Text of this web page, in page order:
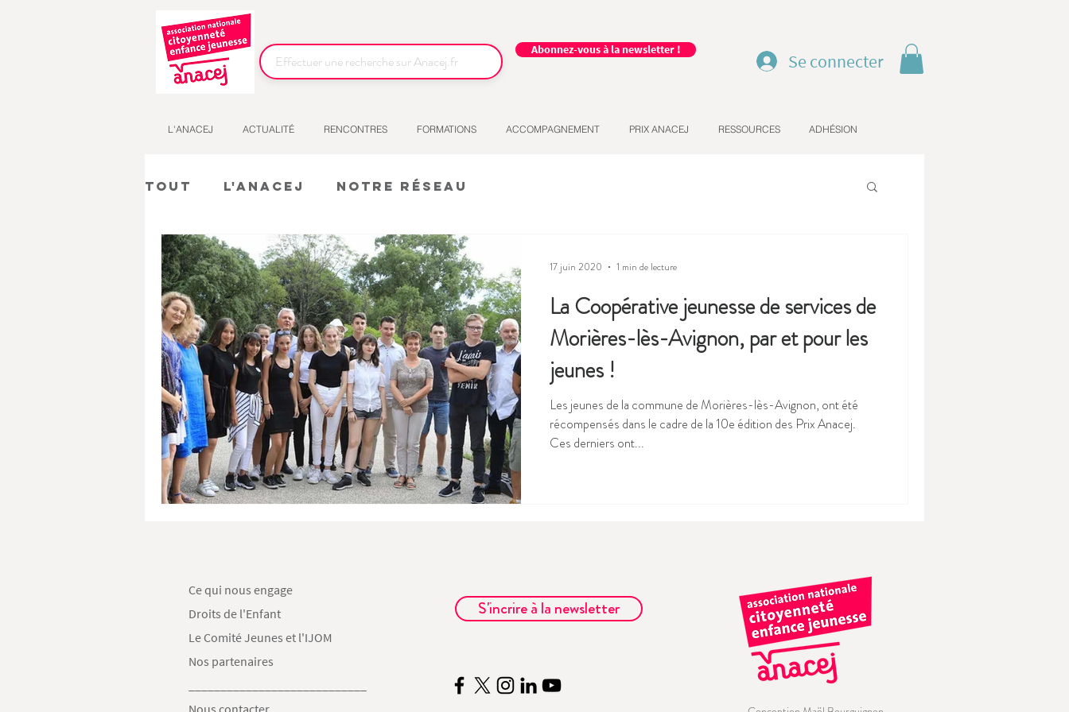
Abonnez-vous à la newsletter !
Se connecter
L'ANACEJ ACTUALITÉ RENCONTRES FORMATIONS ACCOMPAGNEMENT PRIX ANACEJ RESSOURCES ADHÉSION
Tout L'Anacej Notre réseau
La Coopérative jeunesse de services de
Morières-lès-Avignon, par et pour les
jeunes !
Les jeunes de la commune de Morières-lès-Avignon, ont été
récompensés dans le cadre de la 10e édition des Prix Anacej.
Ces derniers ont...
17 juin 2020 1 min de lecture
Ce qui nous engage
Droits de l'Enfant
Le Comité Jeunes et l'IJOM
Nos partenaires
Nous contacter
S'incrire à la newsletter